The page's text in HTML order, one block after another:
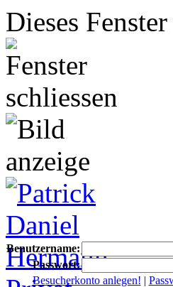
Dieses
Benutzername:
Passwort:
Besucherkonto anlegen! |